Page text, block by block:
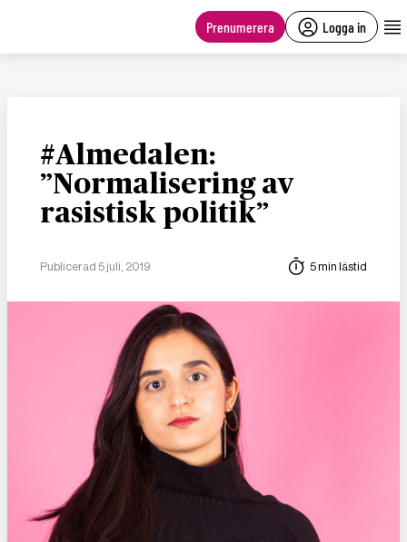
Prenumerera Logga in
#Almedalen:
”Normalisering av
rasistisk politik”
Publicerad 5 juli, 2019 5 min lästid